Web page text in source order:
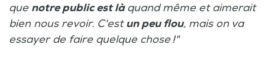
que notre public est làquand même et aimerait
bien nous revoir. C'estun peu flou, mais on va
essayer de faire quelque chose !"